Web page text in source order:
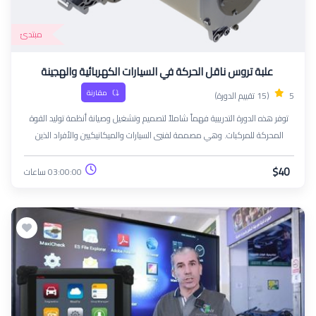
مبتدئ
علبة تروس ناقل الحركة في السيارات الكهربائية والهجينة
5 (15 تقييم الدورة) مقارنة
توفر هذه الدورة التدريبية فهماً شاملاً لتصميم وتشغيل وصيانة أنظمة توليد القوة
المحركة للمركبات. وهي مصممة لفنيي السيارات والميكانيكيين والأفراد الذين
يسعون إلى توسيع معرفتهم بأنظمة توليد القوة المحركة مع تعزيز خبراتهم الفنية
$40 03:00:00 ساعات